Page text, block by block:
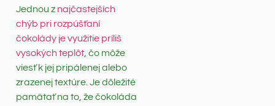
Jednou z najčastejších
chýb pri rozpúšťaní
čokolády je využitie príliš
vysokých teplôt, čo môže
viesť k jej pripálenej alebo
zrazenej textúre. Je dôležité
pamätať na to, že čokoláda